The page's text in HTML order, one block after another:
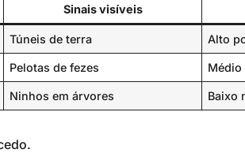
Sinais visíveis
Túneis de terra Alto
Pelotas de fezes Médio
Ninhos em árvores Baixo